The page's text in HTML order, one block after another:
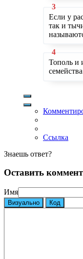
Если у
так и
Тополь и
Ссылка
Знаешь ответ?
Оставить
Имя
Визуально Код